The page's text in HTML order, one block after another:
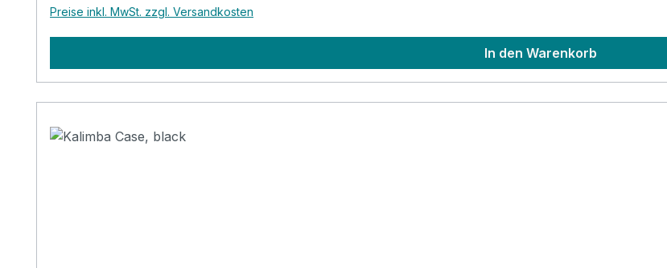
Preise inkl. MwSt. zzgl. Versandkosten
In den Warenkorb